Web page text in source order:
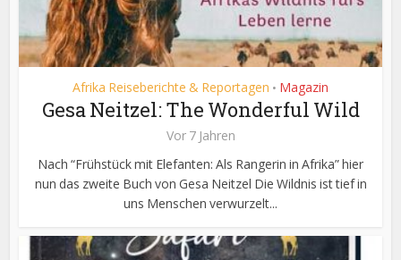
Afrika Reiseberichte & Reportagen • Magazin
Gesa Neitzel: The Wonderful Wild
Vor 7 Jahren
Nach “Frühstück mit Elefanten: Als Rangerin in Afrika” hier
nun das zweite Buch von Gesa Neitzel Die Wildnis ist tief in
uns Menschen verwurzelt...